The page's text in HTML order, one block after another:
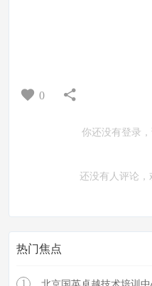
0
你还没有登录
还没有人评论，
热门焦点
1